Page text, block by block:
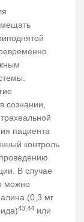
сознании,
пациента
контроль
В случае
можно
(0,3 мг
43,44 или